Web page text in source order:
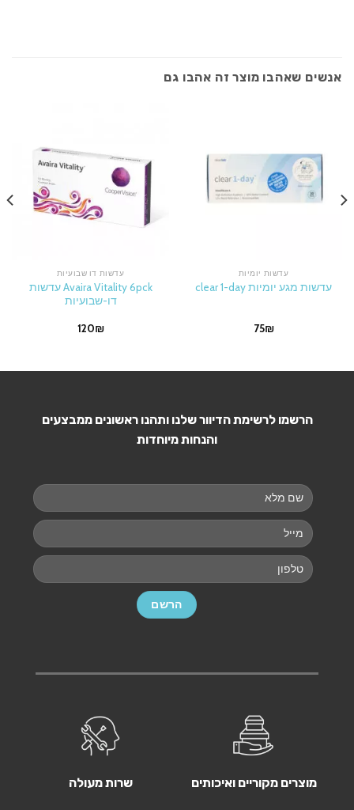
אנשים שאהבו מוצר זה אהבו גם
עדשות יומיות
עדשות מגע יומיות clear 1-day
75₪
עדשות דו שבועיות
Avaira Vitality 6pck עדשות
דו-שבועיות
120₪
הרשמו לרשימת הדיוור שלנו ותהנו ראשונים ממבצעים
והנחות מיוחדות
מוצרים מקוריים ואיכותים שרות מעולה